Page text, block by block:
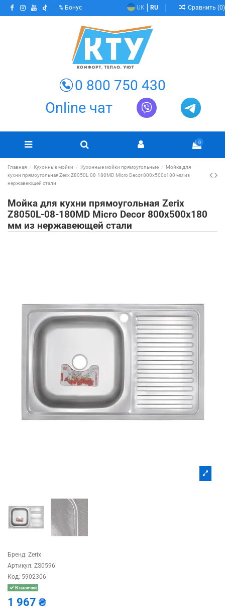
Бонус UK RU Сравнить (0)
0 800 750 430
Online чат
0
Главная Кухонные мойки Кухонные мойки прямоугольные
Мойка для
кухни прямоугольная Zerix Z8050L-08-180MD Micro Decor 800x500x180 мм из
нержавеющей стали
Мойка для кухни прямоугольная Zerix
Z8050L-08-180MD Micro Decor 800x500x180
мм из нержавеющей стали
Бренд: Zerix
Артикул: ZS0596
Код: 5902306
В наличии
1 967 ₴